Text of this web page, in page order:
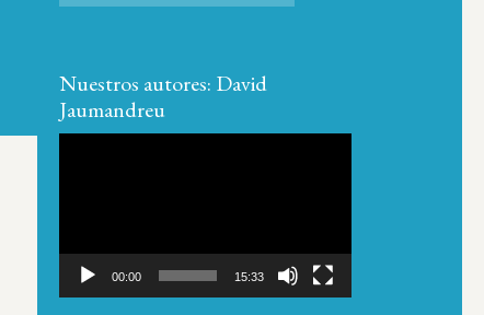
Nuestros autores: David
Jaumandreu
00:00 15:33